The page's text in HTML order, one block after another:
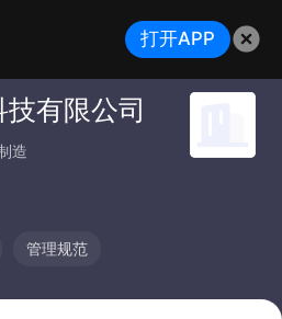
有限公司
造
管理规范
打开APP